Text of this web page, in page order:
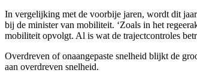
In vergelijking met de voorbije jaren, wordt dit
bij de minister van mobiliteit. ‘Zoals in het
mobiliteit opvolgt. Al is wat de trajectcontroles
Overdreven of onaangepaste snelheid blijkt de
aan overdreven snelheid.